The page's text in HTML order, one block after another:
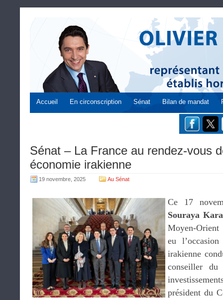
Accueil En circonscription Sénat Bilan de mandat
Sénat – La France au rendez-vous
économie irakienne
19 novembre, 2025 Au Sénat
Ce 17
Souraya
Moyen-
eu
irakienne
conseiller
président du